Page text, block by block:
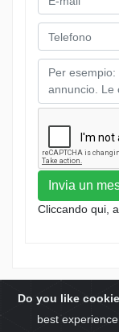
Invia un
Cliccando qui,
unsere AGB
Datenschutz
Do you like
best